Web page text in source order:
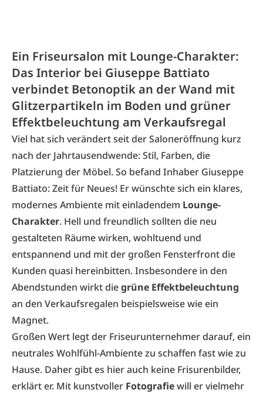
Ein Friseursalon mit Lounge-Charakter:
Das Interior bei Giuseppe Battiato
verbindet Betonoptik an der Wand mit
Glitzerpartikeln im Boden und grüner
Effektbeleuchtung am Verkaufsregal
Viel hat sich verändert seit der Saloneröffnung kurz
nach der Jahrtausendwende: Stil, Farben, die
Platzierung der Möbel. So befand Inhaber Giuseppe
Battiato: Zeit für Neues! Er wünschte sich ein klares,
modernes Ambiente mit einladendem Lounge-
Charakter. Hell und freundlich sollten die neu
gestalteten Räume wirken, wohltuend und
entspannend und mit der großen Fensterfront die
Kunden quasi hereinbitten. Insbesondere in den
Abendstunden wirkt diegrüne Effektbeleuchtung
an den Verkaufsregalen beispielsweise wie ein
Magnet.
Großen Wert legt der Friseurunternehmer darauf, ein
neutrales Wohlfühl-Ambiente zu schaffen fast wie zu
Hause. Daher gibt es hier auch keine Frisurenbilder,
erklärt er. Mit kunstvoller Fotografiewill er vielmehr